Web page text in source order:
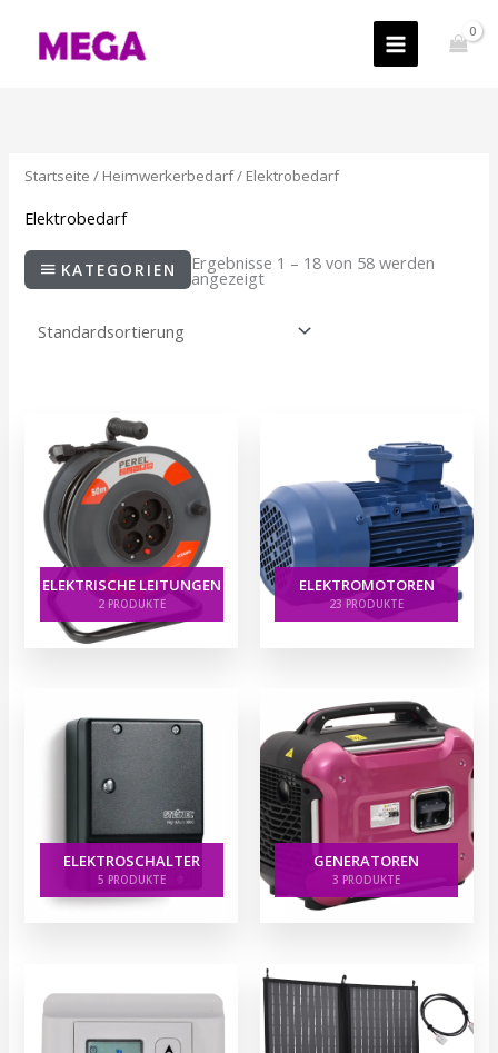
Startseite / Heimwerkerbedarf/ Elektrobedarf
Elektrobedarf
KATEGORIEN Ergebnisse 1 – 36 von 58 werden
angezeigt
ELEKTRISCHE LEITUNGEN
2 PRODUKTE
ELEKTROMOTOREN
23 PRODUKTE
ELEKTROSCHALTER
5 PRODUKTE
GENERATOREN
3 PRODUKTE